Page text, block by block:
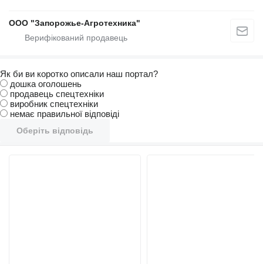
ООО "Запорожье-Агротехника"
Як би ви коротко описали наш портал?
дошка оголошень
продавець спецтехніки
виробник спецтехніки
немає правильної відповіді
Оберіть відповідь